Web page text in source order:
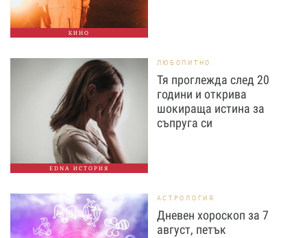
КИНО
EDNA ИСТОРИЯ
ЛЮБОПИТНО
Тя проглежда след 20
години и открива
шокираща истина за
съпруга си
АСТРОЛОГИЯ
Дневен хороскоп за 7
август, петък